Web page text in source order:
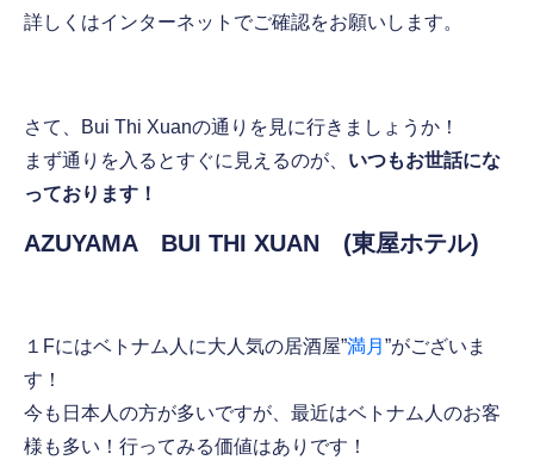
詳しくはインターネットでご確認をお願いします。
さて、Bui Thi Xuanの通りを見に行きましょうか！
まず通りを入るとすぐに見えるのが、 いつもお世話にな
っております！
AZUYAMA BUI THI XUAN (東屋ホテル)
１Fにはベトナム人に大人気の居酒屋”満月 ”がございま
す！
今も日本人の方が多いですが、最近はベトナム人のお客
様も多い！行ってみる価値はありです！